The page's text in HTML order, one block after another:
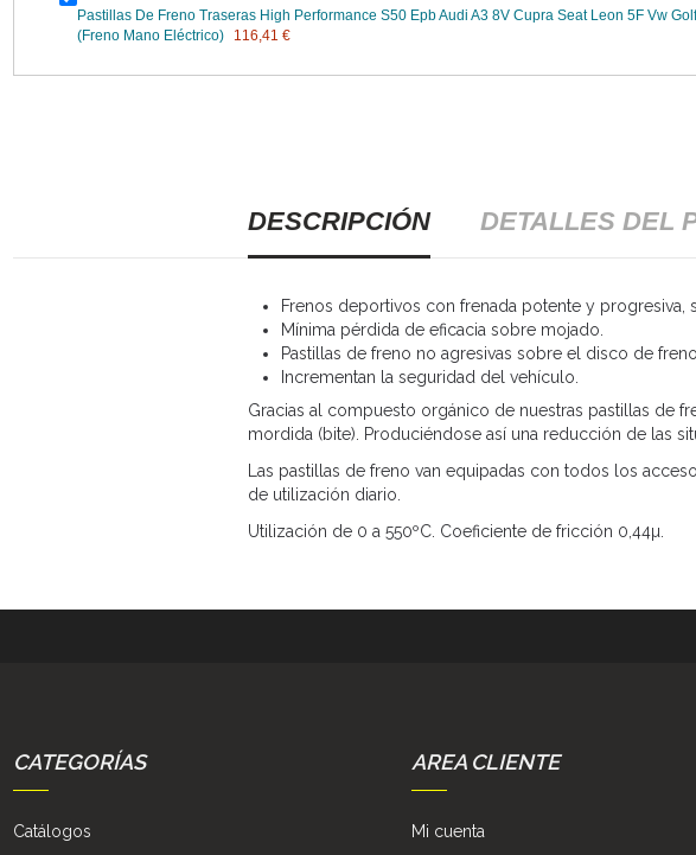
Pastillas De Freno Traseras High Performance S50 Epb Audi A3 8V Cupra Seat Leon 5F Vw Golf
(Freno Mano Eléctrico)
116,41 €
DESCRIPCIÓN DETALLES DEL
Frenos deportivos con frenada potente y progresiva,
Mínima pérdida de eficacia sobre mojado.
Pastillas de freno no agresivas sobre el disco de freno.
Incrementan la seguridad del vehículo.
Gracias al compuesto orgánico de nuestras pastillas de
mordida (bite). Produciéndose así una reducción de las
Las pastillas de freno van equipadas con todos los
de utilización diario.
Utilización de 0 a 550ºC. Coeficiente de fricción 0,44µ.
CATEGORÍAS
Catálogos
AREA CLIENTE
Mi cuenta